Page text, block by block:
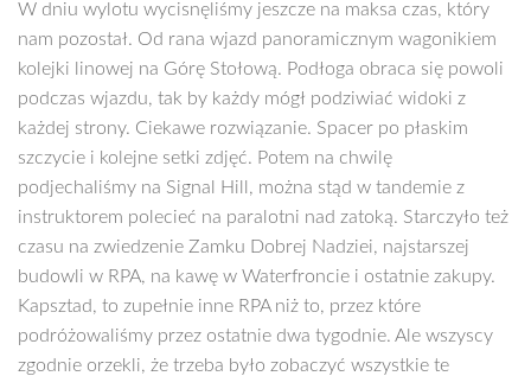
W dniu wylotu wycisnęliśmy jeszcze na maksa czas, który
nam pozostał. Od rana wjazd panoramicznym wagonikiem
kolejki linowej na Górę Stołową. Podłoga obraca się powoli
podczas wjazdu, tak by każdy mógł podziwiać widoki z
każdej strony. Ciekawe rozwiązanie. Spacer po płaskim
szczycie i kolejne setki zdjęć. Potem na chwilę
podjechaliśmy na Signal Hill, można stąd w tandemie z
instruktorem polecieć na paralotni nad zatoką. Starczyło też
czasu na zwiedzenie Zamku Dobrej Nadziei, najstarszej
budowli w RPA, na kawę w Waterfroncie i ostatnie zakupy.
Kapsztad, to zupełnie inne RPA niż to, przez które
podróżowaliśmy przez ostatnie dwa tygodnie. Ale wszyscy
zgodnie orzekli, że trzeba było zobaczyć wszystkie te